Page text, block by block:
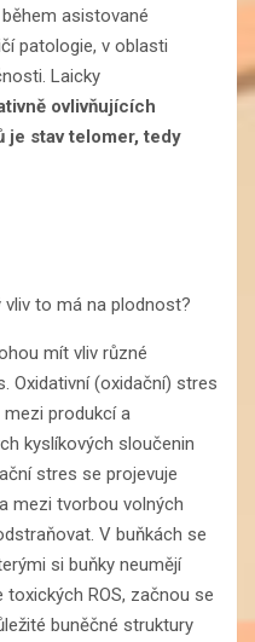
asistované
patologie, v oblasti
Laicky
ovlivňujících
je stav telomer, tedy
to má na plodnost?
mít vliv různé
Oxidativní (oxidační) stres
produkcí a
kyslíkových sloučenin
stres se projevuje
mezi tvorbou volných
V buňkách se
si buňky neumějí
ROS, začnou se
buněčné struktury